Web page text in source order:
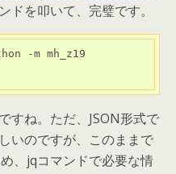
ドを叩いて、完璧です。
-m mh_z19
すね。ただ、JSON形式で
いのですが、このままで
、jqコマンドで必要な情